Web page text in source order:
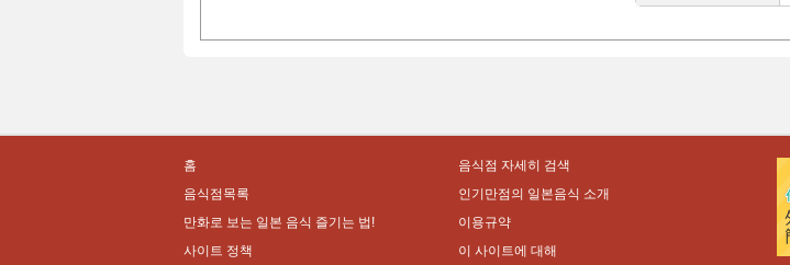
홈
음식점 자세히 검색
음식점목록
인기만점의 일본음식 소개
만화로 보는 일본 음식 즐기는 법!
이용규약
사이트 정책
이 사이트에 대해